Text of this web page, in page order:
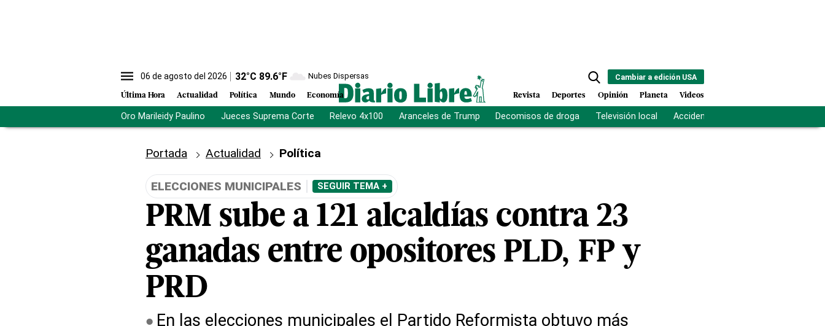
06 de agosto del 2026 32°C 89.6°F Nubes Dispersas
Última Hora Actualidad Política Mundo Economía
Cambiar a edición USA
Revista Deportes Opinión Planeta Videos
Oro Marileidy Paulino Jueces Suprema Corte Relevo 4x100 Aranceles de Trump Decomisos de droga Televisión local Accidente Los Ríos
Portada Actualidad Política
ELECCIONES MUNICIPALES SEGUIR TEMA +
PRM sube a 121 alcaldías contra 23
ganadas entre opositores PLD, FP y
PRD
En las elecciones municipales el Partido Reformista obtuvo más